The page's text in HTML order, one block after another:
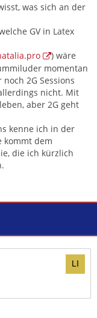
was sich an der
GV in Latex
) wäre
momentan
2G Sessions
nicht. Mit
aber 2G geht
kenne ich in der
kommt dem
die ich kürzlich